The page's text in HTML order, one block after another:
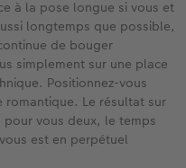
à la pose longue si vous et
longtemps que possible,
de bouger
simplement sur une place
Positionnez-vous
Le résultat sur
vous deux, le temps
est en perpétuel